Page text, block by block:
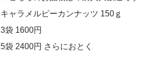
キャラメルピーカンナッツ 150ｇ
3袋 1600円
5袋 2400円 さらにおとく